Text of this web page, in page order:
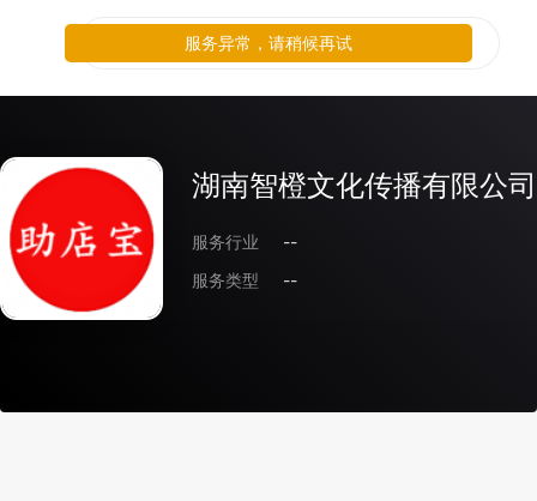
湖南智橙文化传播有限公司
服务行业
--
服务类型
--
服务异常，请稍候再试